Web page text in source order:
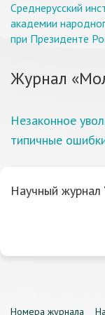
Среднерусский
академии
при Президенте
Журнал
Незаконное
типичные
Научный журнал
Номера журнала